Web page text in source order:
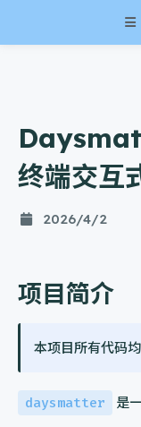
终端交互
2026/4/2
项目简介
本项目所有代码
daysmatter 是